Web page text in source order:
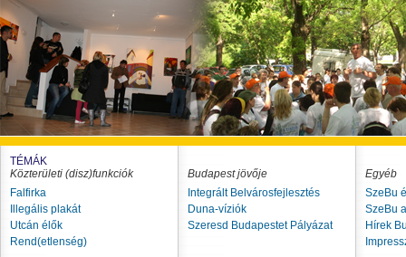
TÉMÁK
Közterületi (disz)funkciók
Falfirka
Illegális plakát
Utcán élők
Rend(etlenség)
Budapest jövője
Integrált Belvárosfejlesztés
Duna-víziók
Szeresd Budapestet Pályázat
Egyéb
SzeBu
SzeBu
Hírek